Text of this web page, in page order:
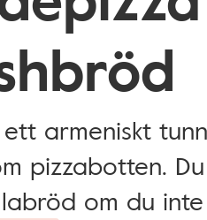
armeniskt
pizzabotten.
om du